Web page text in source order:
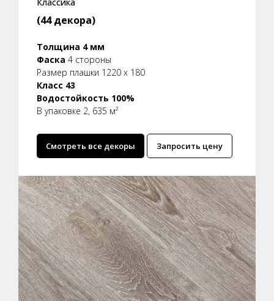
Классика
(44 декора)
Толщина 4 мм
Фаска 4 стороны
Размер плашки 1220 x 180
Класс 43
Водостойкость 100%
В упаковке 2, 635 м²
Смотреть все декоры Запросить цену